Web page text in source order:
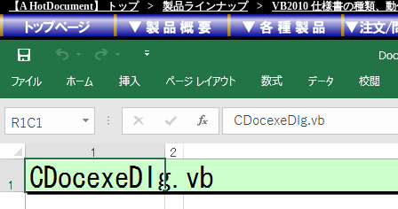
【A HotDocument】 トップ > 製品ラインナップ > VB2010 仕様書の種類、